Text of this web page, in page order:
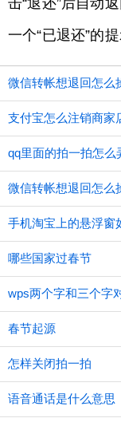
击“退还”后自动
一个“已退还”的提
微信转帐想退回怎么
支付宝怎么注销商家
qq里面的拍一拍怎么
微信转帐想退回怎么
手机淘宝上的悬浮窗
哪些国家过春节
wps两个字和三个字
春节起源
怎样关闭拍一拍
语音通话是什么意思